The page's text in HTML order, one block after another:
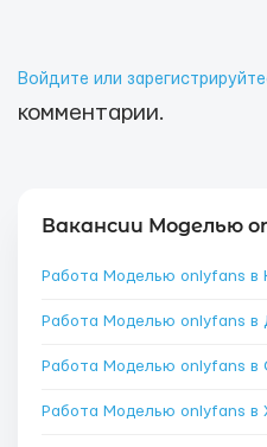
Войдите или
комментарии.
Вакансии Моделью
Работа Моделью onlyfans в
Работа Моделью onlyfans в
Работа Моделью onlyfans в
Работа Моделью onlyfans в